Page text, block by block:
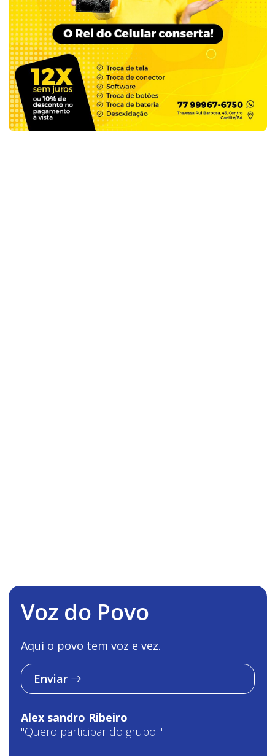
Voz do Povo
Aqui o povo tem voz e vez.
Enviar
Alex sandro Ribeiro
"Quero participar do grupo "